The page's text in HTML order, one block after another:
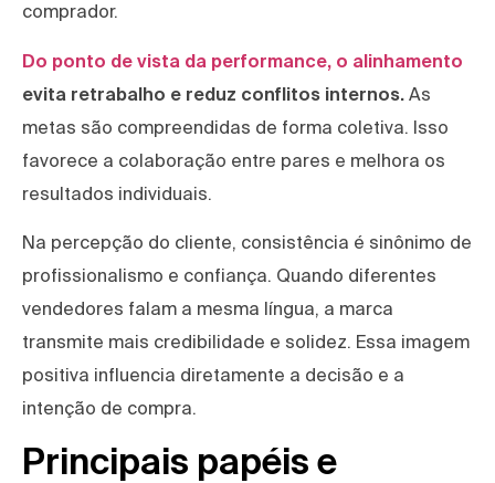
comprador.
Do ponto de vista da performance, o alinhamento
evita retrabalho e reduz conflitos internos. As
metas são compreendidas de forma coletiva. Isso
favorece a colaboração entre pares e melhora os
resultados individuais.
Na percepção do cliente, consistência é sinônimo de
profissionalismo e confiança. Quando diferentes
vendedores falam a mesma língua, a marca
transmite mais credibilidade e solidez. Essa imagem
positiva influencia diretamente a decisão e a
intenção de compra.
Principais papéis e